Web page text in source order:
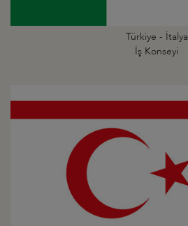
Türkiye - İtalya
İş Konseyi